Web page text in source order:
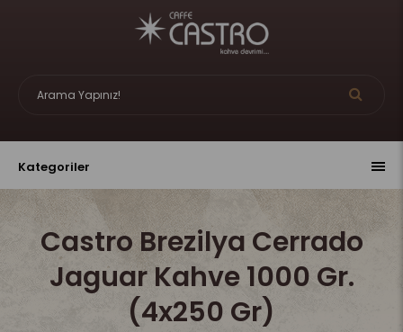
Kategoriler
Castro Brezilya Cerrado
Jaguar Kahve 1000 Gr.
(4x250 Gr)